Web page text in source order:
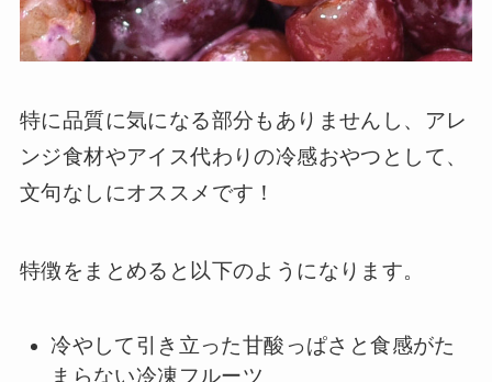
特に品質に気になる部分もありませんし、アレ
ンジ食材やアイス代わりの冷感おやつとして、
文句なしにオススメです！
特徴をまとめると以下のようになります。
冷やして引き立った甘酸っぱさと食感がた
まらない冷凍フルーツ